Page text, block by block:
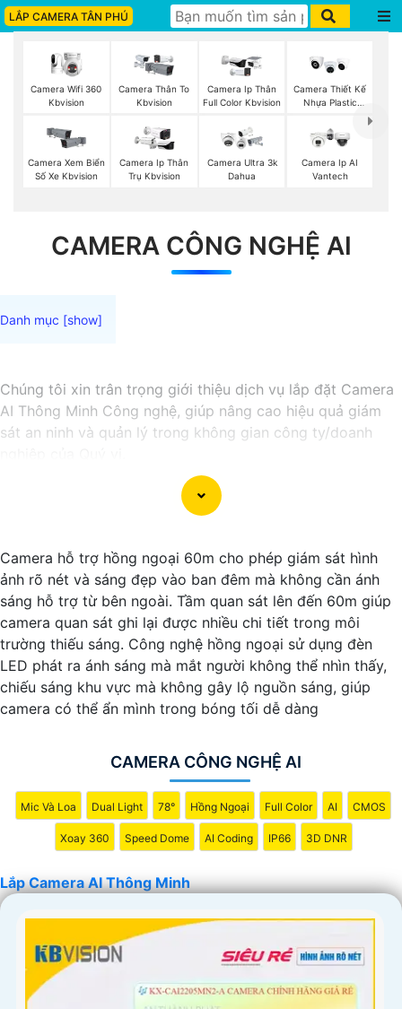
LẮP CAMERA TÂN PHÚ
Camera Wifi 360
Kbvision
Camera Thân To
Kbvision
Camera Ip Thân
Full Color Kbvision
Camera Thiết Kế
Nhựa Plastic
Camera Xem Biển
Số Xe Kbvision
Camera Ip Thân
Trụ Kbvision
Camera Ultra 3k
Dahua
Camera Ip AI
Vantech
CAMERA CÔNG NGHỆ AI
Chúng tôi xin trân trọng giới thiệu dịch vụ lắp đặt Camera
AI Thông Minh Công nghệ, giúp nâng cao hiệu quả giám
sát an ninh và quản lý trong không gian công ty/doanh
**AI Thông Minh**: Hệ thống Camera được tích hợp
công nghệ AI cung cấp khả năng phân tích hình ảnh, nhận
báo tự động. ✴️2:**Giám Sát Thời Gian Thực**: Quý vị
có thể theo dõi và giám sát từ xa mọi hoạt động trong
công ty/ngôi nhà 24/7 thông qua ứng dụng di động hoặc
máy tính cá nhân. ✪ 3:**Lưu Trữ An Toàn**: Dữ liệu hình
ảnh được lưu trữ an toàn và dễ dàng truy xuất khi cần
thiết, giúp hỗ trợ điều tra và xác minh sự kiện. ✺4:**Tích
hợp Hệ Thống**: Hệ thống Camera AI Thông Minh có thể
kết hợp với các thiết bị an ninh khác để tạo lập một hệ
Chúng tôi rất hân hạnh được phục vụ và hợp tác cùng Quý
Trân trọng,
[Công ty TNHH TMDV và đầu ưt An Thành Phát]
Camera hỗ trợ hồng ngoại 60m cho phép giám sát hình
ảnh rõ nét và sáng đẹp vào ban đêm mà không cần ánh
sáng hỗ trợ từ bên ngoài. Tầm quan sát lên đến 60m giúp
camera quan sát ghi lại được nhiều chi tiết trong môi
trường thiếu sáng. Công nghệ hồng ngoại sử dụng đèn
LED phát ra ánh sáng mà mắt người không thể nhìn thấy,
chiếu sáng khu vực mà không gây lộ nguồn sáng, giúp
camera có thể ẩn mình trong bóng tối dễ dàng
CAMERA CÔNG NGHỆ AI
Mic Và Loa Dual Light 78° Hồng Ngoại Full Color AI CMOS
Xoay 360 Speed Dome AI Coding IP66 3D DNR
Lắp Camera AI Thông Minh